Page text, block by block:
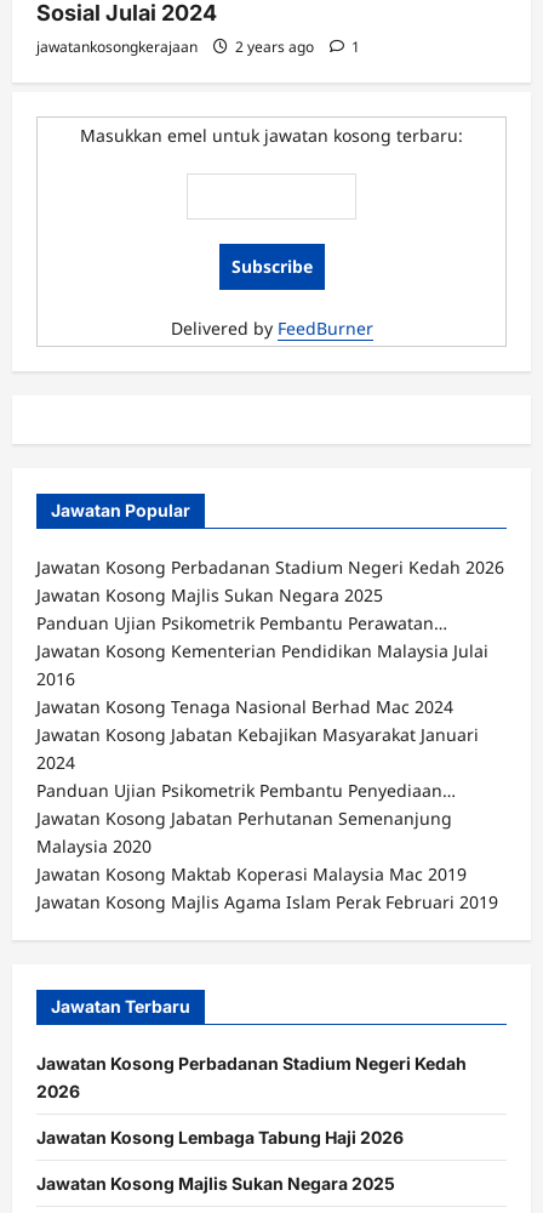
Sosial Julai 2024
jawatankosongkerajaan 2 years ago 1
Masukkan emel untuk jawatan kosong terbaru:
Delivered by FeedBurner
Jawatan Popular
Jawatan Kosong Perbadanan Stadium Negeri Kedah 2026
Jawatan Kosong Majlis Sukan Negara 2025
Panduan Ujian Psikometrik Pembantu Perawatan…
Jawatan Kosong Kementerian Pendidikan Malaysia Julai
2016
Jawatan Kosong Tenaga Nasional Berhad Mac 2024
Jawatan Kosong Jabatan Kebajikan Masyarakat Januari
2024
Panduan Ujian Psikometrik Pembantu Penyediaan…
Jawatan Kosong Jabatan Perhutanan Semenanjung
Malaysia 2020
Jawatan Kosong Maktab Koperasi Malaysia Mac 2019
Jawatan Kosong Majlis Agama Islam Perak Februari 2019
Jawatan Terbaru
Jawatan Kosong Perbadanan Stadium Negeri Kedah
2026
Jawatan Kosong Lembaga Tabung Haji 2026
Jawatan Kosong Majlis Sukan Negara 2025